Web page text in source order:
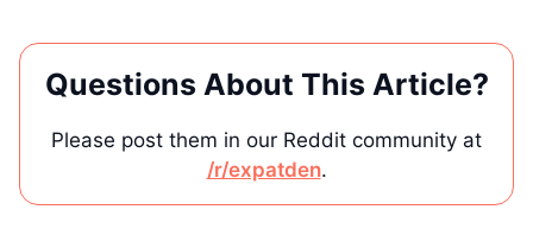
Questions About This Article?
Please post them in our Reddit community at
/r/expatden.